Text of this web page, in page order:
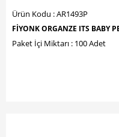
Ürün Kodu : AR1493P
FİYONK ORGANZE ITS BABY
Paket İçi Miktarı : 100 Adet